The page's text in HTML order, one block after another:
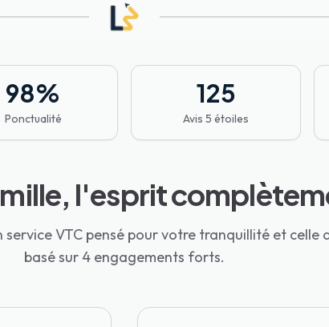
98%
Ponctualité
125
Avis 5 étoiles
l'esprit
VTC pensé pour votre tranquillité et celle
basé sur 4 engagements forts.